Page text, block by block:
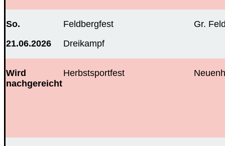
So.
21.06.2026
Feldbergfest
Dreikampf
Gr.
Wird
nachgereicht
Herbstsportfest